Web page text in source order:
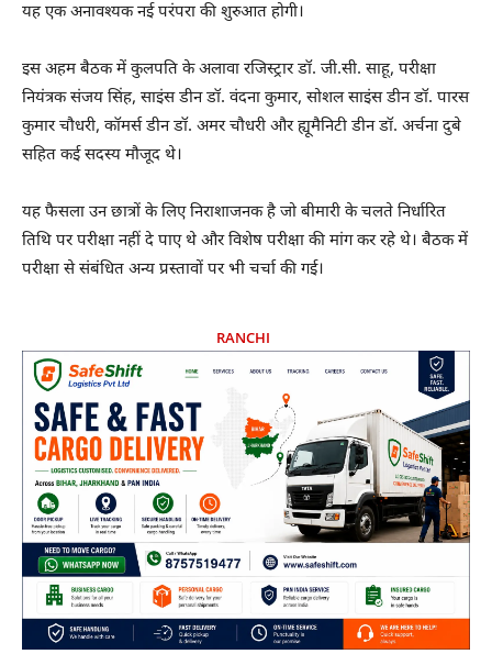
यह एक अनावश्यक नई परंपरा की शुरुआत होगी।
इस अहम बैठक में कुलपति के अलावा रजिस्ट्रार डॉ. जी.सी. साहू, परीक्षा
नियंत्रक संजय सिंह, साइंस डीन डॉ. वंदना कुमार, सोशल साइंस डीन डॉ. पारस
कुमार चौधरी, कॉमर्स डीन डॉ. अमर चौधरी और ह्यूमैनिटी डीन डॉ. अर्चना दुबे
सहित कई सदस्य मौजूद थे।
यह फैसला उन छात्रों के लिए निराशाजनक है जो बीमारी के चलते निर्धारित
तिथि पर परीक्षा नहीं दे पाए थे और विशेष परीक्षा की मांग कर रहे थे। बैठक में
परीक्षा से संबंधित अन्य प्रस्तावों पर भी चर्चा की गई।
RANCHI